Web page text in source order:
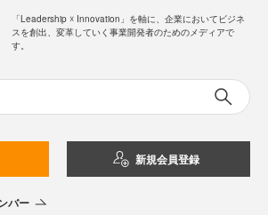
「Leadership ☓ Innovation」を軸に、企業においてビジネ
スを創出、変革していく事業開発者のためのメディアで
す。
新規会員登録
バー